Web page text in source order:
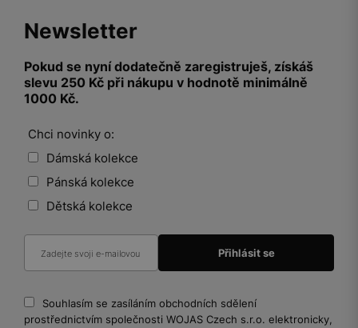
Newsletter
Pokud se nyní dodatečně zaregistruješ, získáš
slevu 250 Kč při nákupu v hodnotě minimálně
1000 Kč.
Chci novinky o:
Dámská kolekce
Pánská kolekce
Dětská kolekce
Souhlasím se zasíláním obchodních sdělení
prostřednictvím společnosti WOJAS Czech s.r.o. elektronicky,